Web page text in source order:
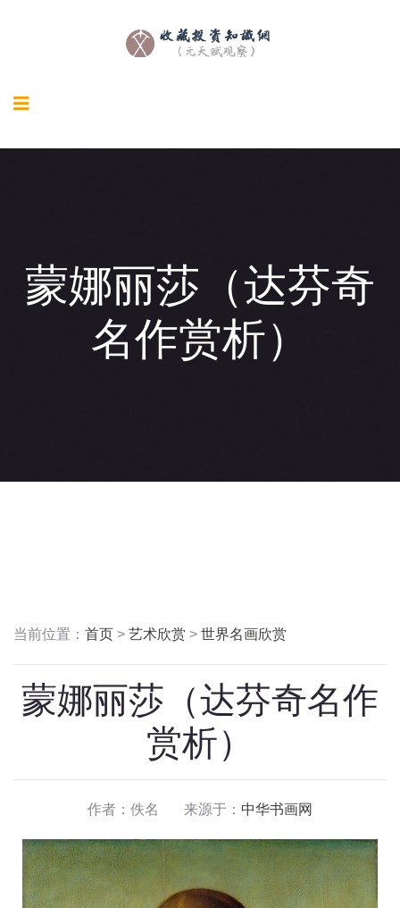
蒙娜丽莎（达芬奇
名作赏析）
当前位置： 首页 > 艺术欣赏 > 世界名画欣赏
蒙娜丽莎（达芬奇名作
赏析）
作者：佚名 来源于： 中华书画网